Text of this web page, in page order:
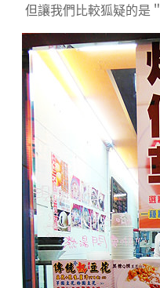
但讓我們比較狐疑的是＂